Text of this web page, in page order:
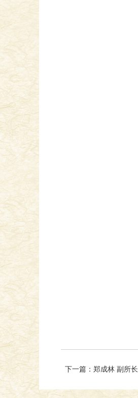
下一篇：郑成林 副所长